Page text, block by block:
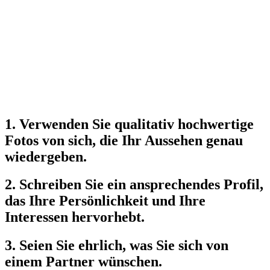
1. Verwenden Sie qualitativ hochwertige
Fotos von sich, die Ihr Aussehen genau
wiedergeben.
2. Schreiben Sie ein ansprechendes Profil,
das Ihre Persönlichkeit und Ihre
Interessen hervorhebt.
3. Seien Sie ehrlich, was Sie sich von
einem Partner wünschen.